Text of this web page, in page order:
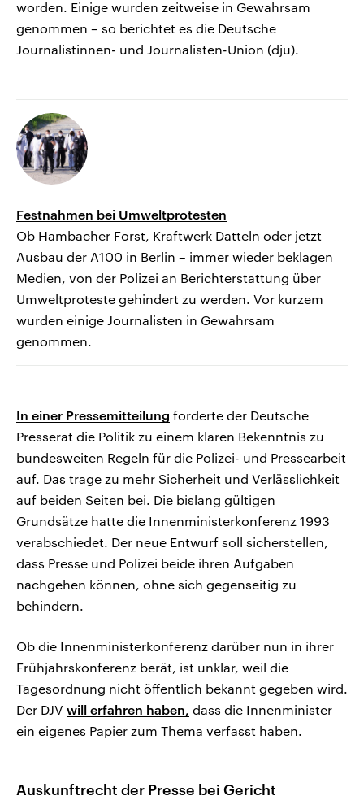
worden. Einige wurden zeitweise in Gewahrsam
genommen – so berichtet es die Deutsche
Journalistinnen- und Journalisten-Union (dju).
Festnahmen bei Umweltprotesten
Ob Hambacher Forst, Kraftwerk Datteln oder jetzt
Ausbau der A100 in Berlin – immer wieder beklagen
Medien, von der Polizei an Berichterstattung über
Umweltproteste gehindert zu werden. Vor kurzem
wurden einige Journalisten in Gewahrsam
genommen.
In einer Pressemitteilung forderte der Deutsche
Presserat die Politik zu einem klaren Bekenntnis zu
bundesweiten Regeln für die Polizei- und Pressearbeit
auf. Das trage zu mehr Sicherheit und Verlässlichkeit
auf beiden Seiten bei. Die bislang gültigen
Grundsätze hatte die Innenministerkonferenz 1993
verabschiedet. Der neue Entwurf soll sicherstellen,
dass Presse und Polizei beide ihren Aufgaben
nachgehen können, ohne sich gegenseitig zu
behindern.
Ob die Innenministerkonferenz darüber nun in ihrer
Frühjahrskonferenz berät, ist unklar, weil die
Tagesordnung nicht öffentlich bekannt gegeben wird.
Der DJV will erfahren haben, dass die Innenminister
ein eigenes Papier zum Thema verfasst haben.
Auskunftrecht der Presse bei Gericht